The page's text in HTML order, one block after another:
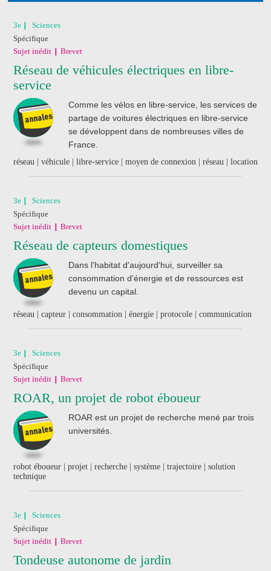
Nathan
3e
Sciences
Spécifique
Sujet inédit
Brevet
Réseau de véhicules électriques en libre-
service
Comme les vélos en libre-service, les services de
partage de voitures électriques en libre-service
se développent dans de nombreuses villes de
France.
réseau | véhicule | libre-service | moyen de connexion | réseau | location
3e
Sciences
Spécifique
Sujet inédit
Brevet
Réseau de capteurs domestiques
Dans l'habitat d'aujourd'hui, surveiller sa
consommation d'énergie et de ressources est
devenu un capital.
réseau | capteur | consommation | énergie | protocole | communication
3e
Sciences
Spécifique
Sujet inédit
Brevet
ROAR, un projet de robot éboueur
ROAR est un projet de recherche mené par trois
universités.
robot éboueur | projet | recherche | système | trajectoire | solution
technique
3e
Sciences
Spécifique
Sujet inédit
Brevet
Tondeuse autonome de jardin